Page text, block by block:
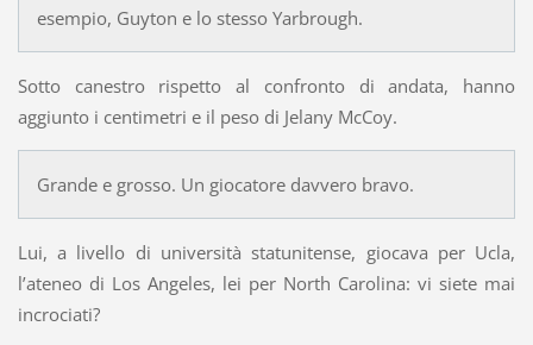
esempio, Guyton e lo stesso Yarbrough.
Sotto canestro rispetto al confronto di andata, hanno
aggiunto i centimetri e il peso di Jelany McCoy.
Grande e grosso. Un giocatore davvero bravo.
Lui, a livello di università statunitense, giocava per Ucla,
l’ateneo di Los Angeles, lei per North Carolina: vi siete mai
incrociati?